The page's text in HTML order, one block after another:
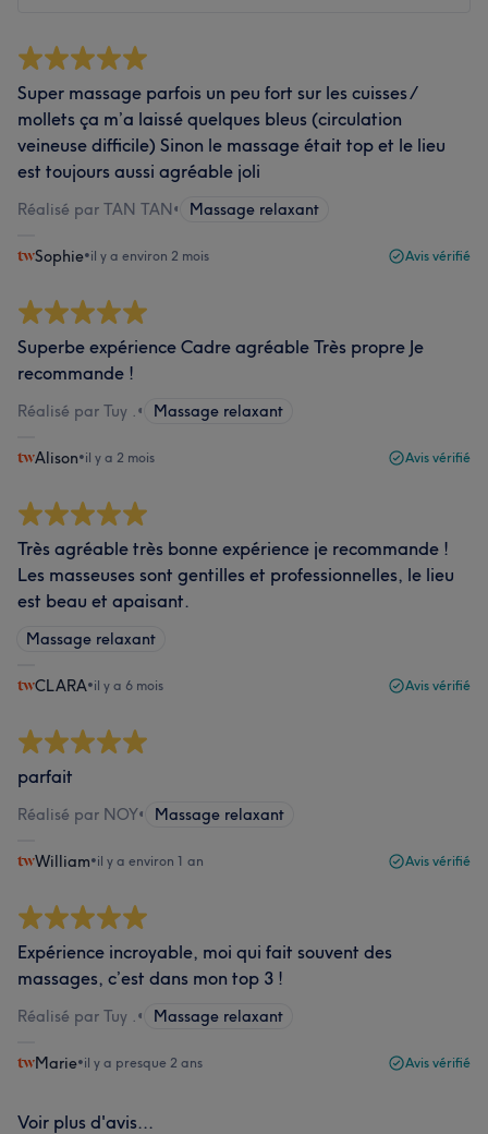
Super massage parfois un peu fort sur les cuisses /
mollets ça m’a laissé quelques bleus (circulation
veineuse difficile) Sinon le massage était top et le lieu
est toujours aussi agréable joli
Réalisé par TAN TAN• Massage relaxant
Sophie•il y a environ 2 mois Avis vérifié
Superbe expérience Cadre agréable Très propre Je
recommande !
Réalisé par Tuy .• Massage relaxant
Alison•il y a 2 mois Avis vérifié
Très agréable très bonne expérience je recommande !
Les masseuses sont gentilles et professionnelles, le lieu
est beau et apaisant.
Massage relaxant
CLARA•il y a 6 mois Avis vérifié
parfait
Réalisé par NOY• Massage relaxant
William•il y a environ 1 an Avis vérifié
Expérience incroyable, moi qui fait souvent des
massages, c’est dans mon top 3 !
Réalisé par Tuy .• Massage relaxant
Marie•il y a presque 2 ans Avis vérifié
Voir plus d'avis...